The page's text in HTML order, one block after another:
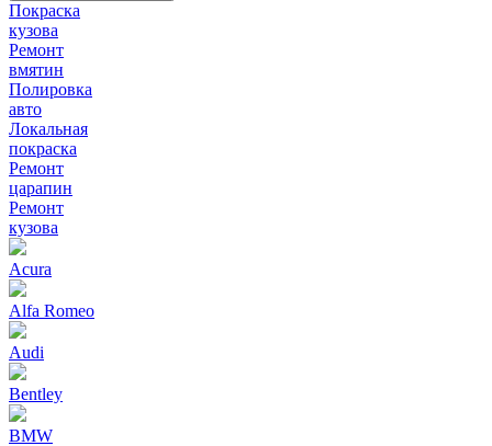
Покраска
кузова
Ремонт
вмятин
Полировка
авто
Локальная
покраска
Ремонт
царапин
Ремонт
кузова
Acura
Alfa Romeo
Audi
Bentley
BMW